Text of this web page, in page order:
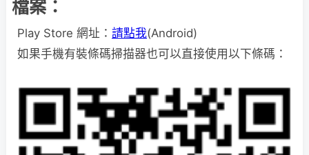
檔案：
Play Store 網址： 請點我(Android)
如果手機有裝條碼掃描器也可以直接使用以下條碼：